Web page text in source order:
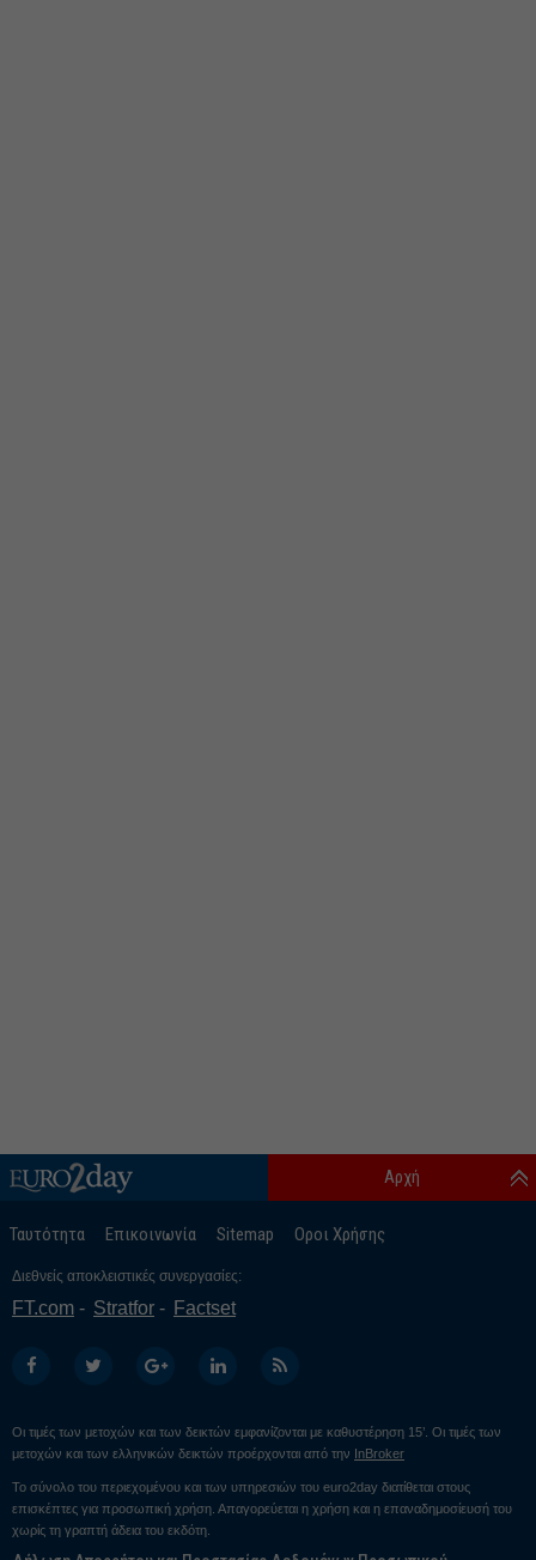
Ταυτότητα Επικοινωνία Sitemap Οροι Χρήσης
Αρχή
Διεθνείς αποκλειστικές συνεργασίες:
FT.com Stratfor Factset
Οι τιμές των μετοχών και των δεικτών εμφανίζονται με καθυστέρηση 15’. Οι τιμές των
μετοχών και των ελληνικών δεικτών προέρχονται από την InBroker
Το σύνολο του περιεχομένου και των υπηρεσιών του euro2day διατίθεται στους
επισκέπτες για προσωπική χρήση. Απαγορεύεται η χρήση και η επαναδημοσίευσή του
χωρίς τη γραπτή άδεια του εκδότη.